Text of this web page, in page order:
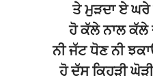
ਤੇ ਮੁੜਦਾ ਏ ਘਰੇ
ਹੋ ਕੱਲੇ ਨਾਲ ਕੱਲੇ
ਨੀ ਜੱਟ ਧੋਣ ਨੀ
ਹੋ ਦੱਸ ਕਿਹੜੀ